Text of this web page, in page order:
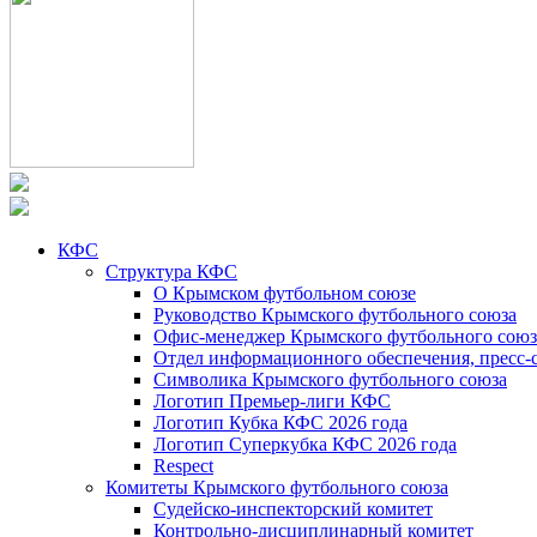
КФС
Структура КФС
О Крымском футбольном союзе
Руководство Крымского футбольного союза
Офис-менеджер Крымского футбольного
Отдел информационного обеспечения, пресс-
Символика Крымского футбольного союза
Логотип Премьер-лиги КФС
Логотип Кубка КФС 2026 года
Логотип Суперкубка КФС 2026 года
Respect
Комитеты Крымского футбольного союза
Судейско-инспекторский комитет
Контрольно-дисциплинарный комитет